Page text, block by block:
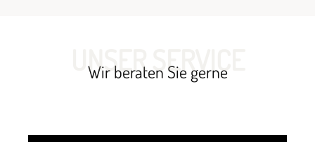
UNSER SERVICE
Wir beraten Sie gerne